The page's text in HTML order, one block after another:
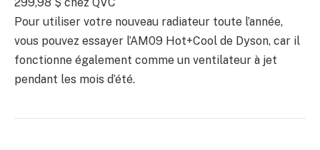
Pour utiliser votre nouveau radiateur toute l’année,
vous pouvez essayer l’AM09 Hot+Cool de Dyson, car il
fonctionne également comme un ventilateur à jet
pendant les mois d’été.